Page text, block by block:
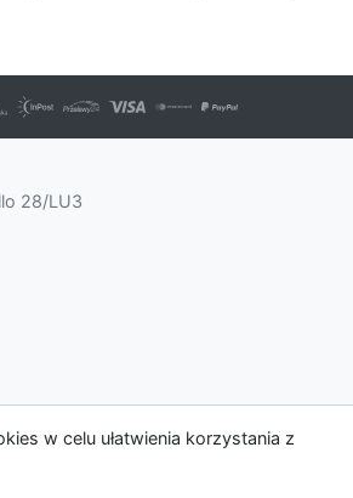
w celu ułatwienia korzystania z
28/LU3